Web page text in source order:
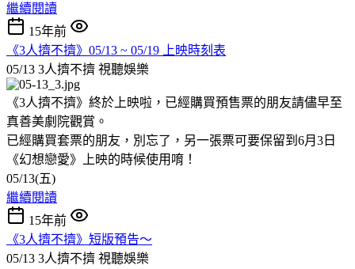
繼續閱讀
15年前
《3人擠不擠》05/13 ~ 05/19 上映時刻表
05/13 3人擠不擠 視聽娛樂
《3人擠不擠》終於上映啦，已經購買預售票的朋友請儘早至
真善美劇院觀賞。
已經購買套票的朋友，別忘了，另一張票可要保留到6月3日
《幻想戀愛》上映的時候使用唷！
05/13(五)
繼續閱讀
15年前
《3人擠不擠》短版預告～
05/13 3人擠不擠 視聽娛樂